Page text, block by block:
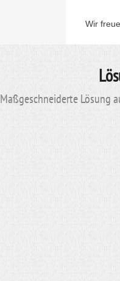
Wir
Maßgeschneiderte Lösung